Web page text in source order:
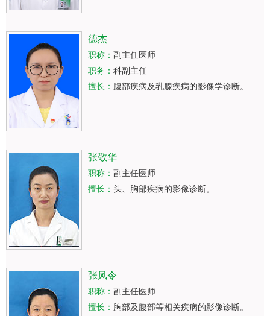
德杰
职称： 副主任医师
职务： 科副主任
擅长： 腹部疾病及乳腺疾病的影像学诊断。
张敬华
职称： 副主任医师
擅长： 头、胸部疾病的影像诊断。
张凤令
职称： 副主任医师
擅长： 胸部及腹部等相关疾病的影像诊断。